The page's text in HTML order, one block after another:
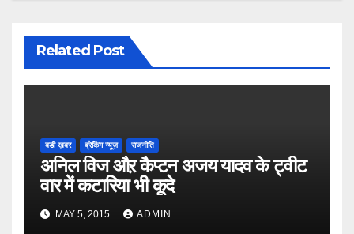
Related Post
बडी ख़बर ब्रेकिंग न्यूज़ राजनीति
अनिल विज औऱ कैप्टन अजय यादव के ट्वीट
वार में कटारिया भी कूदे
MAY 5, 2015 ADMIN